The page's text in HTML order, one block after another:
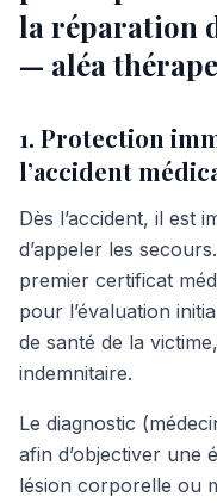
la réparation
— aléa
1. Protection
l’accident
Dès l’accident, il est
d’appeler les
premier certificat
pour l’évaluation
de santé de la
indemnitaire.
Le diagnostic
afin d’objectiver une
lésion corporelle ou